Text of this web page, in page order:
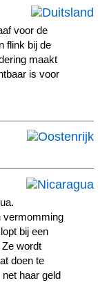
voor de
flink bij de
maakt
is voor
vermomming
bij een
wordt
doen te
haar geld